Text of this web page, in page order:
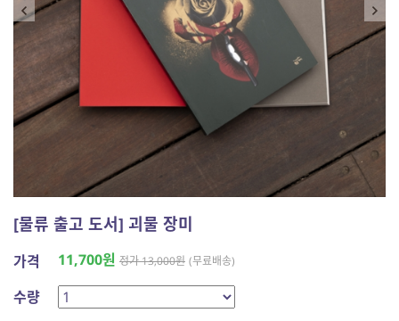
[물류 출고 도서] 괴물 장미
가격 11,700원 정가 13,000원 (무료배송)
수량